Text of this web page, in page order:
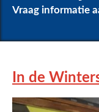
Vraag informatie
In de